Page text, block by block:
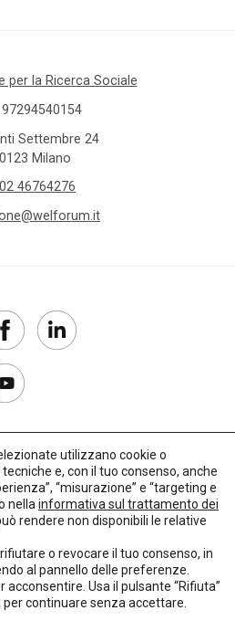
per la Ricerca Sociale
97294540154
Settembre 24
Milano
02 46764276
2017–2026
Policy
utilizzano cookie o
e, con il tuo consenso, anche
“misurazione” e “targeting e
nella informativa sul trattamento dei
rendere non disponibili le relative
o revocare il tuo consenso, in
al pannello delle preferenze.
acconsentire. Usa il pulsante “Rifiuta”
continuare senza accettare.